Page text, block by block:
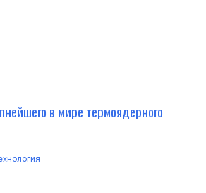
в мире термоядерного